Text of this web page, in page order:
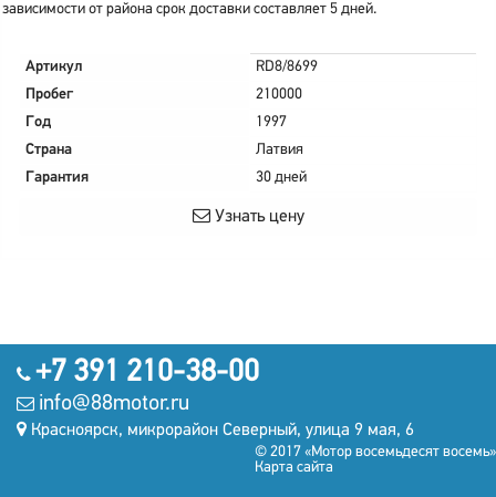
зависимости от района срок доставки составляет 5 дней.
Артикул
RD8/8699
Пробег
210000
Год
1997
Страна
Латвия
Гарантия
30 дней
Узнать цену
+7 391 210-38-00
info@88motor.ru
Красноярск, микрорайон Северный, улица 9 мая, 6
© 2017 «Мотор восемьдесят восемь»
Карта сайта